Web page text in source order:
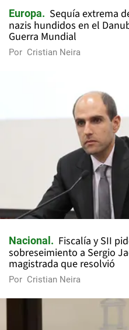
Europa
Sequía extrema
nazis hundidos en el
Guerra Mundial
Por Cristian Neira
Nacional
Fiscalía y SII
sobreseimiento a Sergio
magistrada que resolvió
Por Cristian Neira